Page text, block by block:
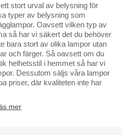
stort urval av belysning för
typer av belysning som
Oavsett vilken typ av
så har vi säkert det du behöver
bara stort av olika lampor utan
och färger. Så oavsett om du
helhetsstil i hemmet så har vi
Dessutom säljs våra lampor
priser, där kvaliteten inte har
mer